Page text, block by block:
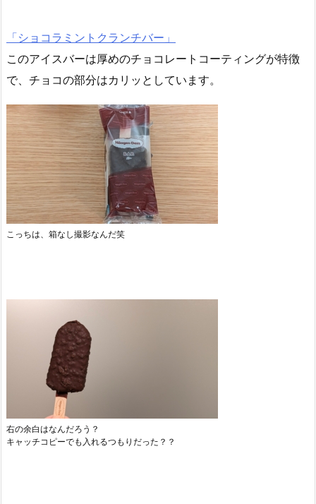
「ショコラミントクランチバー」
このアイスバーは厚めのチョコレートコーティングが特徴
で、チョコの部分はカリッとしています。
こっちは、箱なし撮影なんだ笑
右の余白はなんだろう？
キャッチコピーでも入れるつもりだった？？